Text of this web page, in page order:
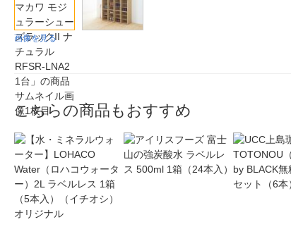
画像を見る
こちらの商品もおすすめ